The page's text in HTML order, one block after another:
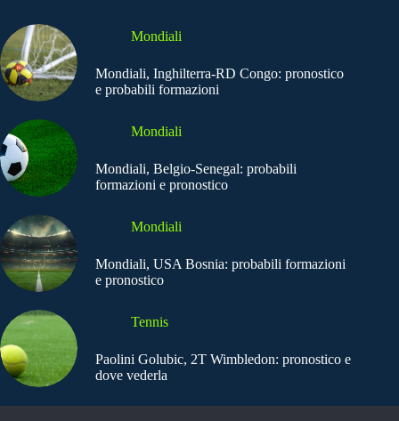
Mondiali
Mondiali, Inghilterra-RD Congo: pronostico
e probabili formazioni
Mondiali
Mondiali, Belgio-Senegal: probabili
formazioni e pronostico
Mondiali
Mondiali, USA Bosnia: probabili formazioni
e pronostico
Tennis
Paolini Golubic, 2T Wimbledon: pronostico e
dove vederla